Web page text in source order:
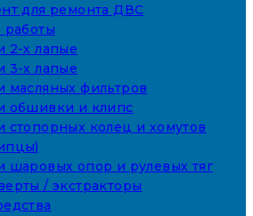
для ремонта ДВС
работы
2-х лапые
3-х лапые
масляных фильтров
обшивки и клипс
стопорных колец и хомутов
шаровых опор и рулевых тяг
/ экстракторы